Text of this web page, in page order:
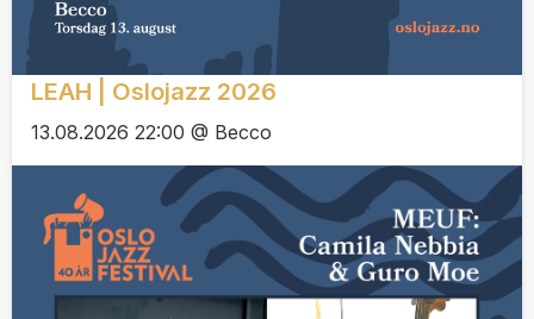
LEAH | Oslojazz 2026
13.08.2026 22:00 @ Becco